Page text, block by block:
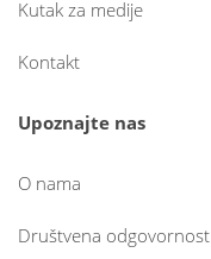
Kutak za medije
Kontakt
Upoznajte nas
O nama
Društvena odgovornost